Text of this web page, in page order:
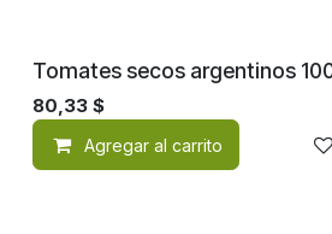
Tomates secos argentinos
80,33 $
Agregar al carrito